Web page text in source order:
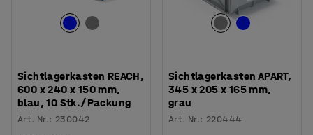
Sichtlagerkasten REACH,
600 x 240 x 150 mm,
blau, 10 Stk./Packung
Art. Nr.: 230042
Sichtlagerkasten APART,
345 x 205 x 165 mm,
grau
Art. Nr.: 220444